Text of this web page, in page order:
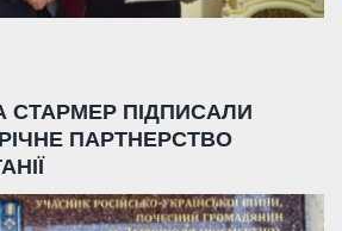
СТАРМЕР ПІДПИСАЛИ
ПАРТНЕРСТВО